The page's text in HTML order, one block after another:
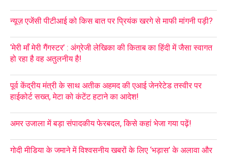
न्यूज़ एजेंसी पीटीआई को किस बात पर प्रियंक खरगे से माफी मांगनी पड़ी?
‘मेरी माँ मेरी गैंगस्टर’ : अंग्रेजी लेखिका की किताब का हिंदी में जैसा स्वागत
हो रहा है वह अतुलनीय है!
पूर्व केंद्रीय मंत्री के साथ अतीक अहमद की एआई जेनरेटेड तस्वीर पर
हाईकोर्ट सख्त, मेटा को कंटेंट हटाने का आदेश!
अमर उजाला में बड़ा संपादकीय फेरबदल, किसे कहां भेजा गया पढ़ें!
गोदी मीडिया के जमाने में विश्वसनीय खबरों के लिए ‘भड़ास’ के अलावा और